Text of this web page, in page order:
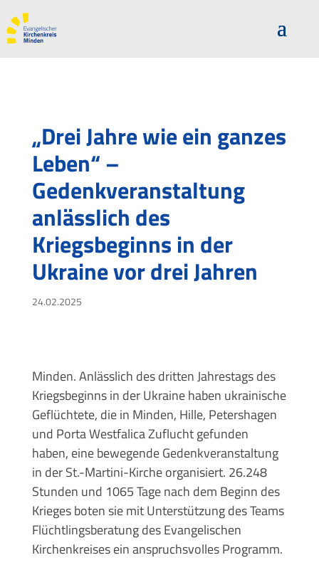
„Drei Jahre wie ein ganzes
Leben“ –
Gedenkveranstaltung
anlässlich des
Kriegsbeginns in der
Ukraine vor drei Jahren
24.02.2025
Minden. Anlässlich des dritten Jahrestags des
Kriegsbeginns in der Ukraine haben ukrainische
Geflüchtete, die in Minden, Hille, Petershagen
und Porta Westfalica Zuflucht gefunden
haben, eine bewegende Gedenkveranstaltung
in der St.-Martini-Kirche organisiert. 26.248
Stunden und 1065 Tage nach dem Beginn des
Krieges boten sie mit Unterstützung des Teams
Flüchtlingsberatung des Evangelischen
Kirchenkreises ein anspruchsvolles Programm.